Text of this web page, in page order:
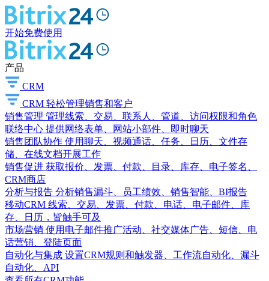
开始免费使用
产品
CRM
CRM 轻松管理销售和客户
销售管理 管理线索、交易、联系人、管道、访问权限和角色
联络中心 提供网络表单、网站小部件、即时聊天
销售团队协作 使用聊天、视频通话、任务、日历、文件存
储、在线文档开展工作
销售促进 获取报价、发票、付款、目录、库存、电子签名、
CRM商店
分析与报告 分析销售漏斗、员工绩效、销售智能、BI报告
移动CRM 线索、交易、发票、付款、电话、电子邮件、库
存、日历，皆触手可及
市场营销 使用电子邮件推广活动、社交媒体广告、短信、电
话营销、登陆页面
自动化与集成 设置CRM规则和触发器、工作流自动化、漏斗
自动化、API